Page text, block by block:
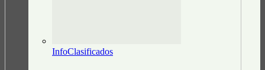
InfoClasificados